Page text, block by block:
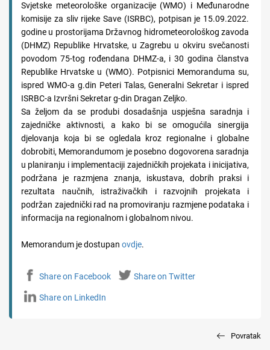
Svjetske meteorološke organizacije (WMO) i Međunarodne
komisije za sliv rijeke Save (ISRBC), potpisan je 15.09.2022.
godine u prostorijama Državnog hidrometeorološkog zavoda
(DHMZ) Republike Hrvatske, u Zagrebu u okviru svečanosti
povodom 75-tog rođendana DHMZ-a, i 30 godina članstva
Republike Hrvatske u (WMO). Potpisnici Memoranduma su,
ispred WMO-a g.din Peteri Talas, Generalni Sekretar i ispred
ISRBC-a Izvršni Sekretar g-din Dragan Zeljko.
Sa željom da se produbi dosadašnja uspješna saradnja i
zajedničke aktivnosti, a kako bi se omogućila sinergija
djelovanja koja bi se ogledala kroz regionalne i globalne
dobrobiti, Memorandumom je posebno dogovorena saradnja
u planiranju i implementaciji zajedničkih projekata i inicijativa,
podržana je razmjena znanja, iskustava, dobrih praksi i
rezultata naučnih, istraživačkih i razvojnih projekata i
podržan zajednički rad na promoviranju razmjene podataka i
informacija na regionalnom i globalnom nivou.
Memorandum je dostupan ovdje.
Share on Facebook Share on Twitter
Share on LinkedIn
Povratak